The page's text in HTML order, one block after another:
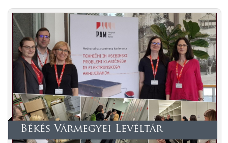
Békés Vármegyei Levéltár